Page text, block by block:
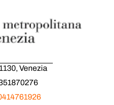
Venezia